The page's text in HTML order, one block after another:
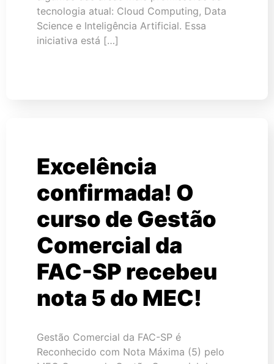
tecnologia atual: Cloud Computing, Data
Science e Inteligência Artificial. Essa
iniciativa está […]
Excelência
confirmada! O
curso de Gestão
Comercial da
FAC-SP recebeu
nota 5 do MEC!
Gestão Comercial da FAC-SP é
Reconhecido com Nota Máxima (5) pelo